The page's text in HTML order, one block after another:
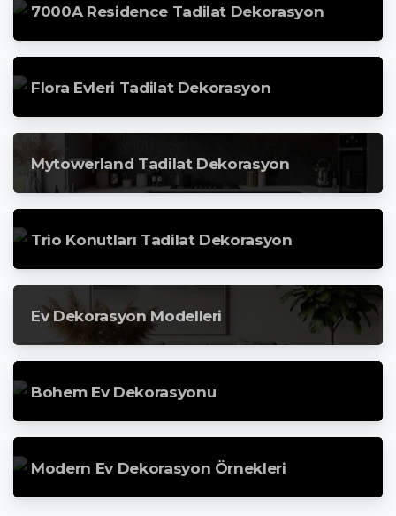
7000A Residence Tadilat Dekorasyon
Flora Evleri Tadilat Dekorasyon
Mytowerland Tadilat Dekorasyon
Trio Konutları Tadilat Dekorasyon
Ev Dekorasyon Modelleri
Bohem Ev Dekorasyonu
Modern Ev Dekorasyon Örnekleri